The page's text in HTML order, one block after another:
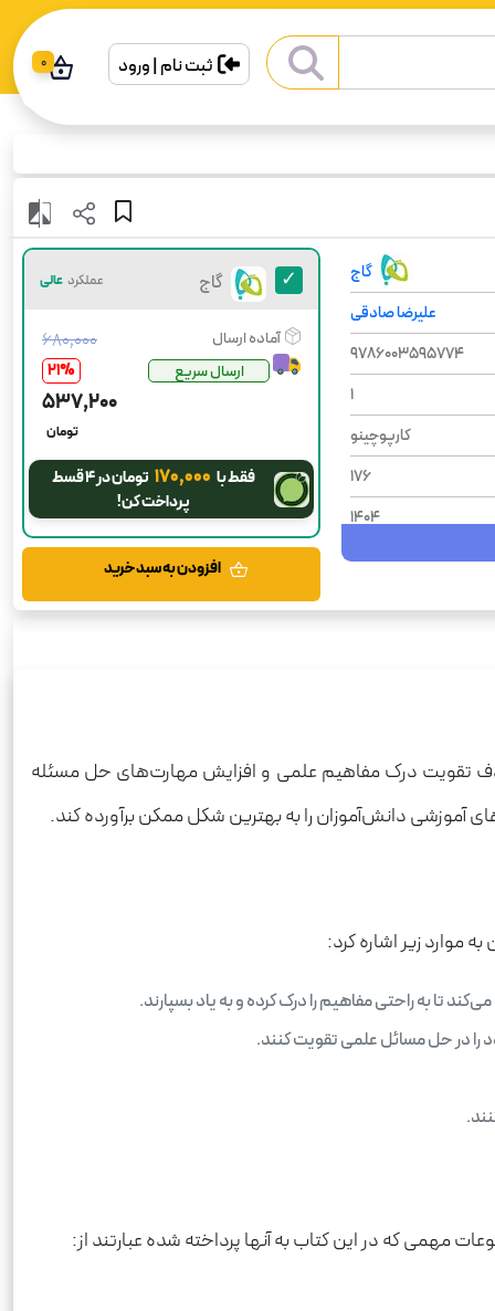
ثبت نام | ورود 0
گاج
علیرضا صادقی
9786003595774
1
کارپوچینو
176
1404
شومیز
گاج عملکرد عالی
آماده ارسال
ارسال سریع
۶۸۰٬۰۰۰
21%
۵۳۷٬۲۰۰
تومان
فقط با ۱۷۰٬۰۰۰
تومان در ۴ قسط
پرداخت کن!
افزودن به سبد خرید
تقویت درک مفاهیم علمی و افزایش مهارت‌های حل مسئله
آموزشی دانش‌آموزان را به بهترین شکل ممکن برآورده کند.
موارد زیر اشاره کرد:
تا به راحتی مفاهیم را درک کرده و به یاد بسپارند.
را در حل مسائل علمی تقویت کنند.
که در این کتاب به آنها پرداخته شده عبارتند از: